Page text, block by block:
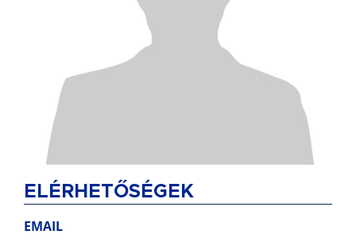
ELÉRHETŐSÉGEK
EMAIL